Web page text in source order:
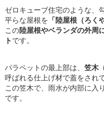
ゼロキューブ住宅のような、
平らな屋根を 「陸屋根（ろく
この陸屋根やベランダの外周
ト です。
パラペットの最上部は、 笠木
呼ばれる仕上げ材で蓋をされ
この笠木で、雨水が内部に入
です。